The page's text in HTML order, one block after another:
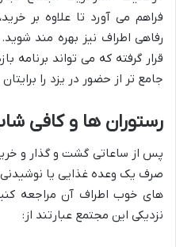
فراهم می آورد تا علاوه بر
رفاهی اطراف نیز بهره مند
قرار گرفته که می تواند برنامه
جامع تر از حضور در یزد را
رستوران ها و کافی
پس از ساعاتی گشت و گذار و
صرف یک وعده غذایی یا
های خوب اطراف آن مراجعه
نزدیکی این مجتمع عبارتند از: